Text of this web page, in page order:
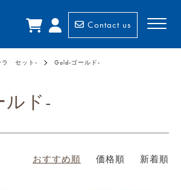
Contact us
ラ セット- Gold-ゴールド-
ルド-
おすすめ順 価格順 新着順